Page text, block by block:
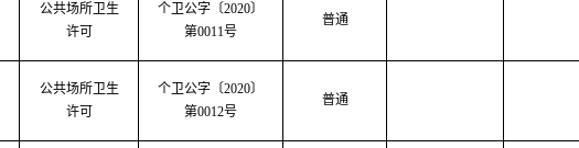
公共场所卫生
许可
个卫公字 〔2020〕
第0011号
普通
公共场所卫生
许可
个卫公字 〔2020〕
第0012号
普通